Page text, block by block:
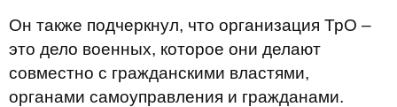
Он также подчеркнул, что организация ТрО –
это дело военных, которое они делают
совместно с гражданскими властями,
органами самоуправления и гражданами.